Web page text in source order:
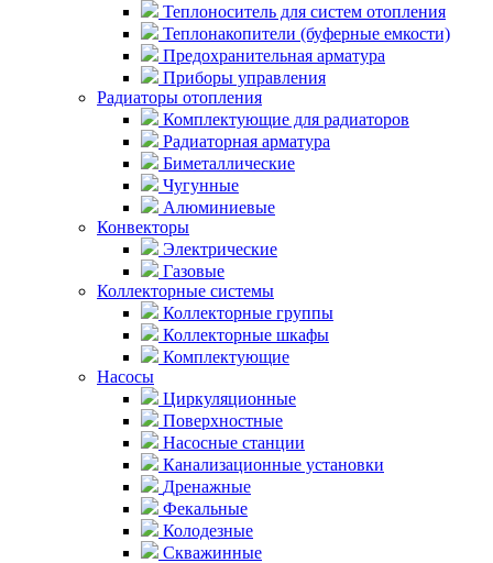
Теплоноситель для систем отопления
Теплонакопители (буферные емкости)
Предохранительная арматура
Приборы управления
Радиаторы отопления
Комплектующие для радиаторов
Радиаторная арматура
Биметаллические
Чугунные
Алюминиевые
Конвекторы
Электрические
Газовые
Коллекторные системы
Коллекторные группы
Коллекторные шкафы
Комплектующие
Насосы
Циркуляционные
Поверхностные
Насосные станции
Канализационные установки
Дренажные
Фекальные
Колодезные
Скважинные